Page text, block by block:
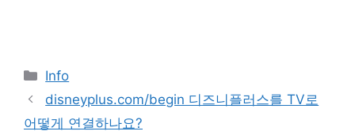
Categories
Info
disneyplus.com/begin 디즈니플러스를 TV로
어떻게 연결하나요?